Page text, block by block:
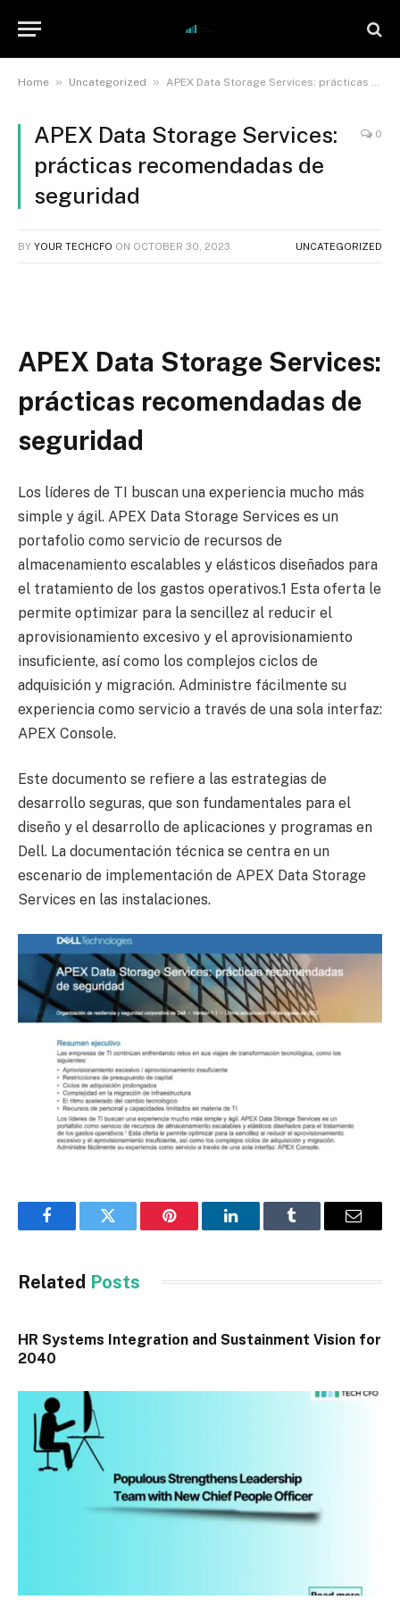
Home » Uncategorized » APEX Data Storage Services: prácticas recomendadas de seguridad
APEX Data Storage Services:
prácticas recomendadas de
seguridad
0
BY YOUR TECHCFO ON OCTOBER 30, 2023 UNCATEGORIZED
APEX Data Storage Services:
prácticas recomendadas de
seguridad
Los líderes de TI buscan una experiencia mucho más
simple y ágil. APEX Data Storage Services es un
portafolio como servicio de recursos de
almacenamiento escalables y elásticos diseñados para
el tratamiento de los gastos operativos.1 Esta oferta le
permite optimizar para la sencillez al reducir el
aprovisionamiento excesivo y el aprovisionamiento
insuficiente, así como los complejos ciclos de
adquisición y migración. Administre fácilmente su
experiencia como servicio a través de una sola interfaz:
APEX Console.
Este documento se refiere a las estrategias de
desarrollo seguras, que son fundamentales para el
diseño y el desarrollo de aplicaciones y programas en
Dell. La documentación técnica se centra en un
escenario de implementación de APEX Data Storage
Services en las instalaciones.
FacebookTwitter Pinterest LinkedInTumblr Email
Related Posts
HR Systems Integration and Sustainment Vision for
2040